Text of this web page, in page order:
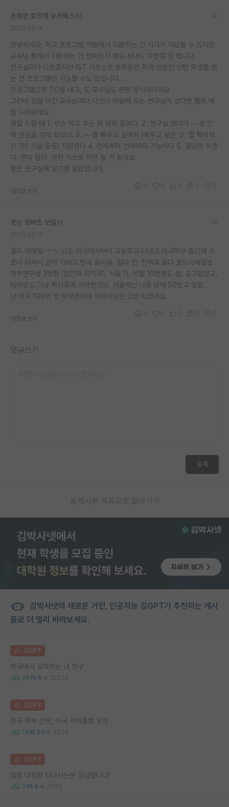
온화한 호르헤 보르헤스
안녕하세요, 학교 프로그램 차원에서 지원하는 건 시기가 지났을 수 있지만
교수님 통해서 지원하는 건 언제든지 메일 보내도 무방할 듯 합니다.
연구실마다 다르겠지만 IST 기준으로 방학동안 학생 신분인 인턴 학생을 받
는 건 프로그램만 가능할 수도 있습니다..
프로그램으로 TO를 내고, 또 교수님도 편한 방식이라서요
그런데 정말 이건 교수님마다 다르니 마음에 드는 연구실이 있다면 빨리 메
일 드려보세요.
메일 드릴 때 1. 무슨 학교 무슨 과 재학 중이다. 2. 연구실 찾다가 ~~로 인
해 관심을 갖게 되었다. 3. ~~를 배우고 싶어서 (배우고 싶은 것; 랩 특이적
인 것? 기술 등등) 지원한다 4. 언제부터 언제까지 가능하다 5. 열심히 하겠
다. 연락 달라. 이런 식으로 하면 될 거 같아요.
좋은 연구실에 닿기를 응원합니다.
대댓글 쓰기
웃는 로버트 보일
콜드 이메일 ㄱㄱ. 나도 미국에서부터 고등학교 다녔고 미국학부 중간에 코
로나 터져서 군대 가려고 한국 들어옴. 입대 전, 전역후 둘다 콜드이메일로
학부연구생 2번함 (집근처 지거국1, 서울 1). 이멜 10번정도 씀. 공고없었고,
타이밍도 그냥 학기중에 시작한것임. 서울에선 나름 달에 50받고 일함.
난 미국 100위 밖 학부였는데 작성자님은 금방 되겠네요.
대댓글 쓰기
댓글쓰기
등록
게시판 목록으로 돌아가기
김박사넷의 새로운 거인, 인공지능 김GPT가 추천하는 게시
물로 더 멀리 바라보세요.
김GPT
미국에서 유학하는 내 친구
25 6 12535
김GPT
한국 학부 간판, 미국 석박통합 유학
14 53 6235
김GPT
일본 대학원 다니시는분 궁금합니다!
0 8 2855